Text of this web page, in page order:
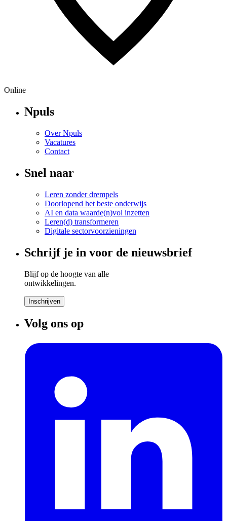
Online
Npuls
Over Npuls
Vacatures
Contact
Snel naar
Leren zonder drempels
Doorlopend het beste onderwijs
AI en data waarde(n)vol inzetten
Leren(d) transformeren
Digitale sectorvoorzieningen
Schrijf je in voor de nieuwsbrief
Blijf op de hoogte van alle
ontwikkelingen.
Inschrijven
Volg ons op